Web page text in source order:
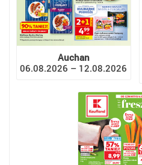
Auchan
06.08.2026 – 12.08.2026